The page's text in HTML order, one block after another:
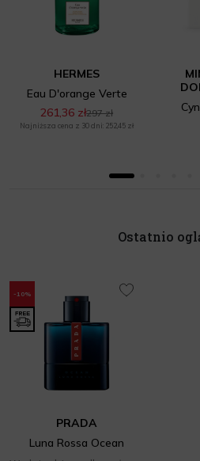
HERMES
Eau D'orange Verte
261,36 zł297 zł
Najniższa cena z 30 dni: 252,45 zł
Ostatnio
-10%
PRADA
Luna Rossa Ocean